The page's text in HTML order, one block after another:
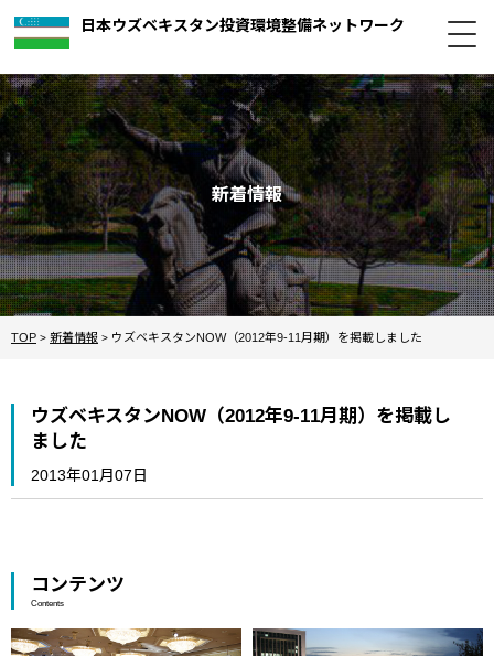
日本ウズベキスタン投資環境整備ネットワーク
新着情報
TOP > 新着情報 > ウズベキスタンNOW（2012年9-11月期）を掲載しました
ウズベキスタンNOW（2012年9-11月期）を掲載し
ました
2013年01月07日
コンテンツ
Contents